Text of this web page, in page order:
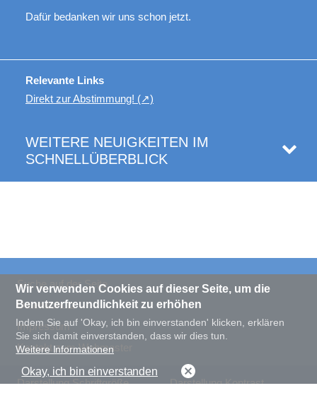
Dafür bedanken wir uns schon jetzt.
Relevante Links
Direkt zur Abstimmung!
WEITERE NEUIGKEITEN IM
SCHNELLÜBERBLICK
Darstellung Schriftgröße Darstellung Kontrast
Suche auf der Seite
Datenschutz
Impressum
Kontakt zum Webmaster
Wir verwenden Cookies auf dieser Seite, um die
Benutzerfreundlichkeit zu erhöhen
Indem Sie auf 'Okay, ich bin einverstanden' klicken, erklären
Sie sich damit einverstanden, dass wir dies tun.
Weitere Informationen
Okay, ich bin einverstanden